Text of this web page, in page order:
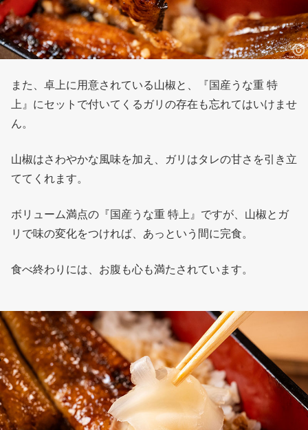
また、卓上に用意されている山椒と、『国産うな重 特
上』にセットで付いてくるガリの存在も忘れてはいけませ
ん。
山椒はさわやかな風味を加え、ガリはタレの甘さを引き立
ててくれます。
ボリューム満点の『国産うな重 特上』ですが、山椒とガ
リで味の変化をつければ、あっという間に完食。
食べ終わりには、お腹も心も満たされています。